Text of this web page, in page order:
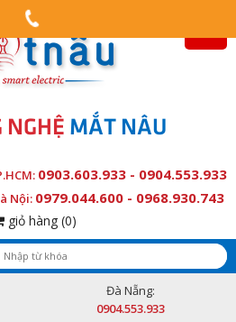
NGHỆ MẮT NÂU
0903.603.933 - 0904.553.933
Nội: 0979.044.600 - 0968.930.743
giỏ hàng (0)
Đà Nẵng:
0904.553.933